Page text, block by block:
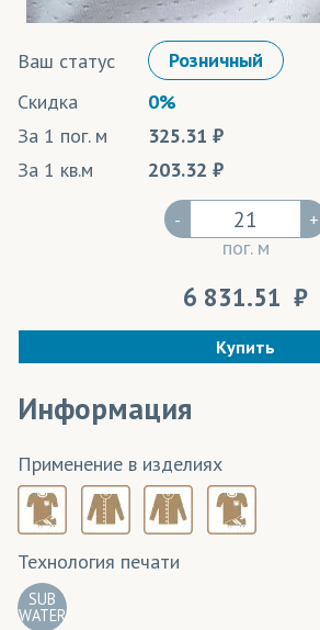
Цвета в наличии
Ваш статус
Розничный
Скидка
0%
За 1 пог. м
325.31
За 1 кв.м
203.32
-
пог. м
+
6 831.51
Купить
Информация
Применение в изделиях
Технология печати
SUB
WATER